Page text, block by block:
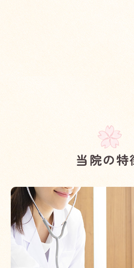
2025.11.08
小児かかりつけ医制度（
料）登録再開のお知らせ
科のかかりつけ医として次のよう
・急な病気の際の診療や、慢性
す。
・発達段階に応じた助言・指導等
ます。
・予防接種の接種状況を確認し、
当院の特